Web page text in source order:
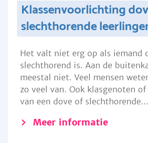
Klassenvoorlichting
slechthorende
Het valt niet erg op als iemand
slechthorend is. Aan de
meestal niet. Veel mensen
zo veel van. Ook klasgenoten
van een dove of slechthorende...
Meer informatie